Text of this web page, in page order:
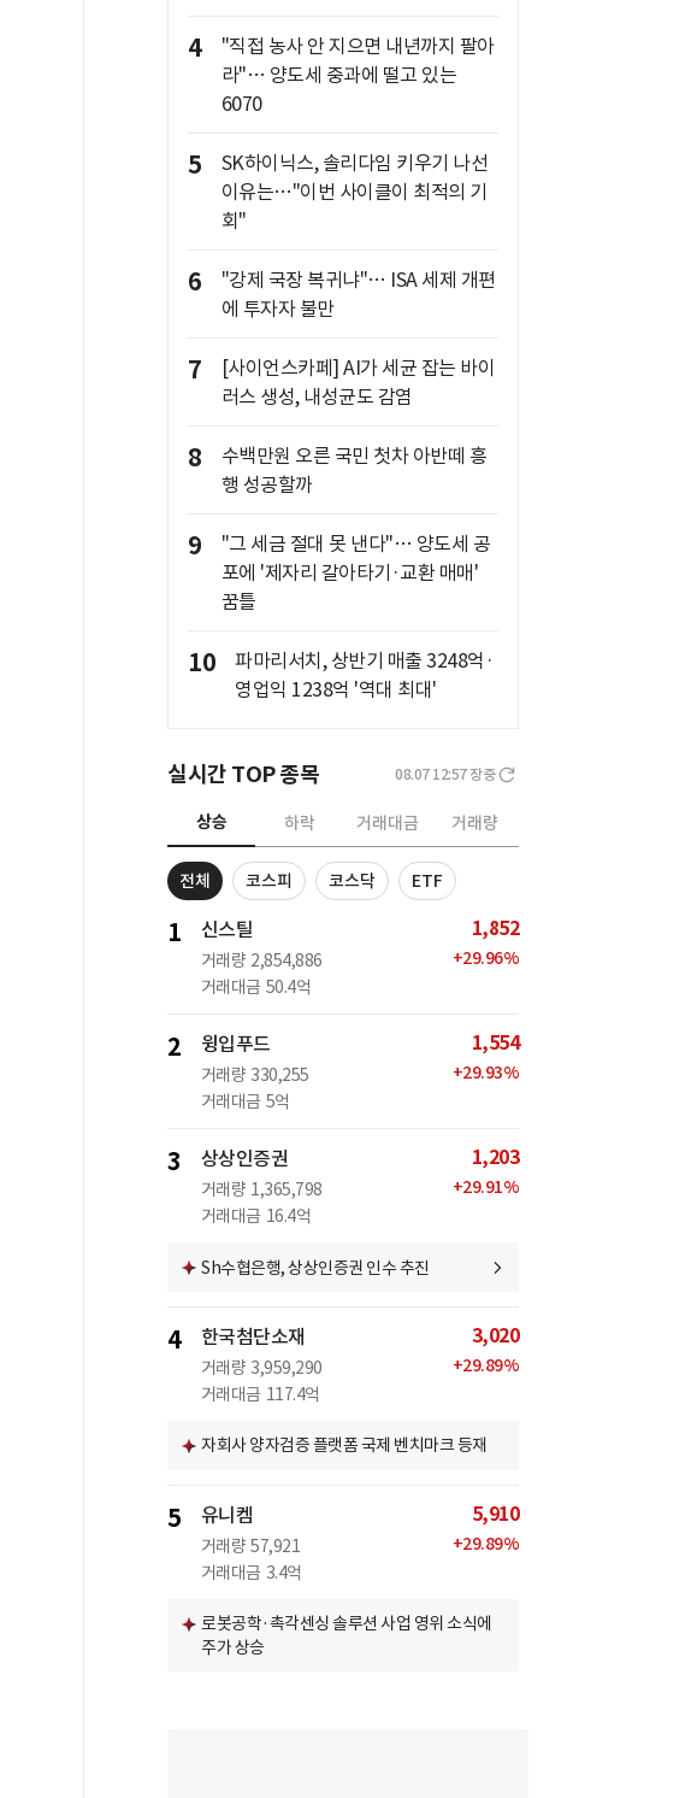
4
"직접 농사 안 지으면 내년까지 팔아
라"… 양도세 중과에 떨고 있는
6070
5
SK하이닉스, 솔리다임 키우기 나선
이유는…"이번 사이클이 최적의 기
회"
6
"강제 국장 복귀냐"… ISA 세제 개편
에 투자자 불만
7
[사이언스카페] AI가 세균 잡는 바이
러스 생성, 내성균도 감염
8
수백만원 오른 국민 첫차 아반떼 흥
행 성공할까
9
"그 세금 절대 못 낸다"… 양도세 공
포에 '제자리 갈아타기·교환 매매'
꿈틀
10
파마리서치, 상반기 매출 3248억·
영업익 1238억 '역대 최대'
실시간 TOP 종목 08.07 12:57 장중
상승 하락 거래대금 거래량
전체 코스피 코스닥 ETF
1 신스틸
거래량 2,854,886
거래대금 50.4억
1,852
+29.96%
2 윙입푸드
거래량 330,255
거래대금 5억
1,554
+29.93%
3 상상인증권
거래량 1,365,798
거래대금 16.4억
1,203
+29.91%
Sh수협은행, 상상인증권 인수 추진
4 한국첨단소재
거래량 3,959,290
거래대금 117.4억
3,020
+29.89%
자회사 양자검증 플랫폼 국제 벤치마크 등재
5 유니켐
거래량 57,921
거래대금 3.4억
5,910
+29.89%
로봇공학·촉각센싱 솔루션 사업 영위 소식에
주가 상승